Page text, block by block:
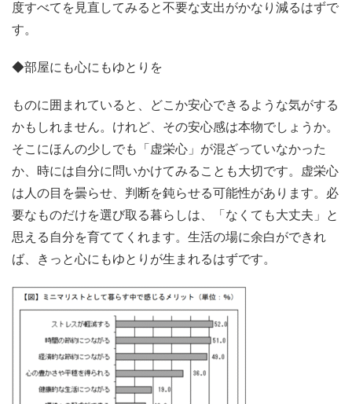
度すべてを見直してみると不要な支出がかなり減るはずで
す。
◆部屋にも心にもゆとりを
ものに囲まれていると、どこか安心できるような気がする
かもしれません。けれど、その安心感は本物でしょうか。
そこにほんの少しでも「虚栄心」が混ざっていなかった
か、時には自分に問いかけてみることも大切です。虚栄心
は人の目を曇らせ、判断を鈍らせる可能性があります。必
要なものだけを選び取る暮らしは、「なくても大丈夫」と
思える自分を育ててくれます。生活の場に余白ができれ
ば、きっと心にもゆとりが生まれるはずです。